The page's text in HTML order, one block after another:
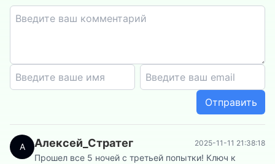
Отправить
А Алексей_Стратег 2025-11-11 21:38:18
Прошел все 5 ночей с третьей попытки! Ключ к